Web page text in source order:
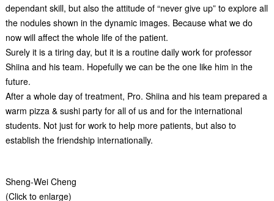
dependant skill, but also the attitude of “never give up” to explore all
the nodules shown in the dynamic images. Because what we do
now will affect the whole life of the patient.
Surely it is a tiring day, but it is a routine daily work for professor
Shiina and his team. Hopefully we can be the one like him in the
future.
After a whole day of treatment, Pro. Shiina and his team prepared a
warm pizza & sushi party for all of us and for the international
students. Not just for work to help more patients, but also to
establish the friendship internationally.
Sheng-Wei Cheng
(Click to enlarge)